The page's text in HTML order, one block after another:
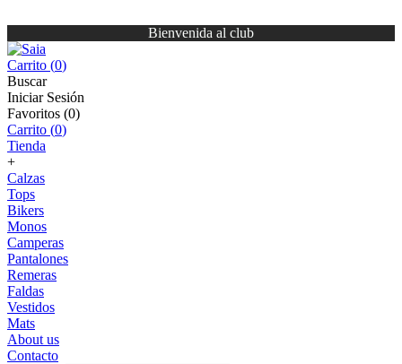
Bienvenida al club
Carrito (0)
Buscar
Iniciar Sesión
Favoritos (0)
Carrito (0)
Tienda
+
Calzas
Tops
Bikers
Monos
Camperas
Pantalones
Remeras
Faldas
Vestidos
Mats
About us
Contacto